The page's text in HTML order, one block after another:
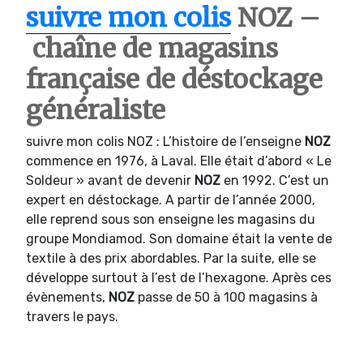
suivre mon colisNOZ –
chaîne de magasins
française de déstockage
généraliste
suivre mon colis NOZ : L’histoire de l’enseigne NOZ
commence en 1976, à Laval. Elle était d’abord « Le
Soldeur » avant de devenir NOZ en 1992. C’est un
expert en déstockage. A partir de l’année 2000,
elle reprend sous son enseigne les magasins du
groupe Mondiamod. Son domaine était la vente de
textile à des prix abordables. Par la suite, elle se
développe surtout à l’est de l’hexagone. Après ces
évènements, NOZ passe de 50 à 100 magasins à
travers le pays.